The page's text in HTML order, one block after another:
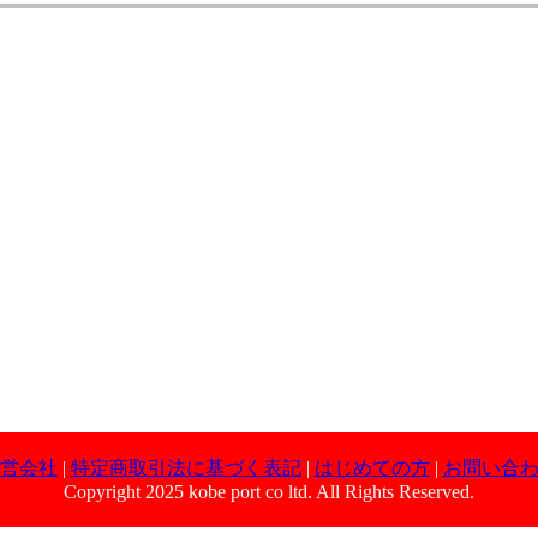
会社 | 特定商取引法に基づく表記| はじめての方| お問い合
Copyright 2025 kobe port co ltd. All Rights Reserved.